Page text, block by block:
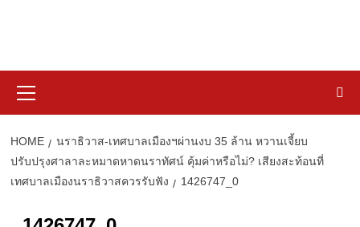
Menu
HOME
นราธิวาส-เทศบาลเมืองฯผ่านงบ 35 ล้าน หวานเจี้ยบ
ปรับปรุงศาลาละหมาดหาดนราทัศน์ คุ้มค่าหรือไม่? เสียงสะท้อนที่
เทศบาลเมืองนราธิวาสควรรับฟัง
1426747_0